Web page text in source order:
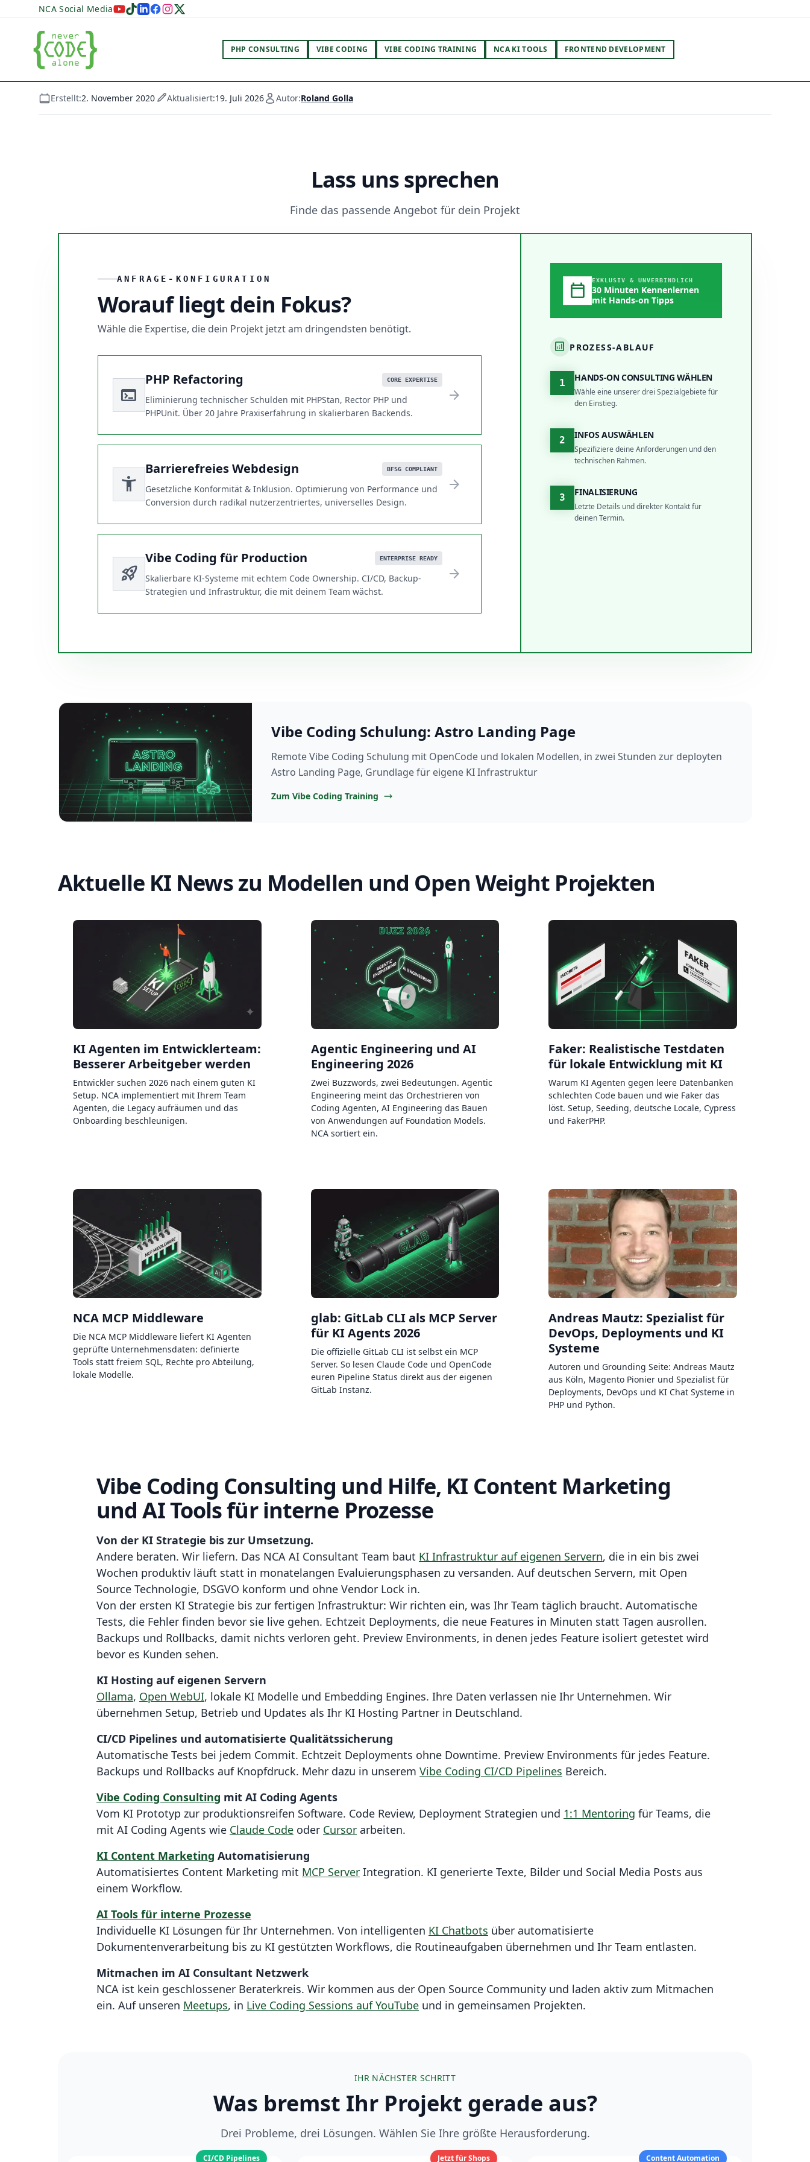
NCA Social Media
PHP CONSULTING VIBE CODING VIBE CODING TRAINING NCA KI TOOLS FRONTEND DEVELOPMENT
Erstellt:2. November 2020 Aktualisiert:19. Juli 2026 Autor:Roland Golla
Lass uns sprechen
Finde das passende Angebot für dein Projekt
ANFRAGE-KONFIGURATION
Worauf liegt dein Fokus?
Wähle die Expertise, die dein Projekt jetzt am dringendsten benötigt.
terminal
PHP Refactoring CORE EXPERTISE
Eliminierung technischer Schulden mit PHPStan, Rector PHP und
PHPUnit. Über 20 Jahre Praxiserfahrung in skalierbaren Backends.
arrow_forward
accessibility_new
Barrierefreies Webdesign BFSG COMPLIANT
Gesetzliche Konformität & Inklusion. Optimierung von Performance und
Conversion durch radikal nutzerzentriertes, universelles Design.
arrow_forward
rocket_launch
Vibe Coding für Production ENTERPRISE READY
Skalierbare KI-Systeme mit echtem Code Ownership. CI/CD, Backup-
Strategien und Infrastruktur, die mit deinem Team wächst.
arrow_forward
calendar_today EXKLUSIV & UNVERBINDLICH
30 Minuten Kennenlernen
mit Hands-on Tipps
analytics PROZESS-ABLAUF
1 HANDS-ON CONSULTING WÄHLEN
Wähle eine unserer drei Spezialgebiete für
den Einstieg.
2 INFOS AUSWÄHLEN
Spezifiziere deine Anforderungen und den
technischen Rahmen.
3 FINALISIERUNG
Letzte Details und direkter Kontakt für
deinen Termin.
Vibe Coding Schulung: Astro Landing Page
Remote Vibe Coding Schulung mit OpenCode und lokalen Modellen, in zwei Stunden zur deployten
Astro Landing Page, Grundlage für eigene KI Infrastruktur
Zum Vibe Coding Training
Aktuelle KI News zu Modellen und Open Weight Projekten
KI Agenten im Entwicklerteam:
Besserer Arbeitgeber werden
Entwickler suchen 2026 nach einem guten KI
Setup. NCA implementiert mit Ihrem Team
Agenten, die Legacy aufräumen und das
Onboarding beschleunigen.
Agentic Engineering und AI
Engineering 2026
Zwei Buzzwords, zwei Bedeutungen. Agentic
Engineering meint das Orchestrieren von
Coding Agenten, AI Engineering das Bauen
von Anwendungen auf Foundation Models.
NCA sortiert ein.
Faker: Realistische Testdaten
für lokale Entwicklung mit KI
Warum KI Agenten gegen leere Datenbanken
schlechten Code bauen und wie Faker das
löst. Setup, Seeding, deutsche Locale, Cypress
und FakerPHP.
NCA MCP Middleware
Die NCA MCP Middleware liefert KI Agenten
geprüfte Unternehmensdaten: definierte
Tools statt freiem SQL, Rechte pro Abteilung,
lokale Modelle.
glab: GitLab CLI als MCP Server
für KI Agents 2026
Die offizielle GitLab CLI ist selbst ein MCP
Server. So lesen Claude Code und OpenCode
euren Pipeline Status direkt aus der eigenen
GitLab Instanz.
Andreas Mautz: Spezialist für
DevOps, Deployments und KI
Systeme
Autoren und Grounding Seite: Andreas Mautz
aus Köln, Magento Pionier und Spezialist für
Deployments, DevOps und KI Chat Systeme in
PHP und Python.
Vibe Coding Consulting und Hilfe, KI Content Marketing
und AI Tools für interne Prozesse
Von der KI Strategie bis zur Umsetzung.
Andere beraten. Wir liefern. Das NCA AI Consultant Team baut KI Infrastruktur auf eigenen Servern, die in ein bis zwei
Wochen produktiv läuft statt in monatelangen Evaluierungsphasen zu versanden. Auf deutschen Servern, mit Open
Source Technologie, DSGVO konform und ohne Vendor Lock in.
Von der ersten KI Strategie bis zur fertigen Infrastruktur: Wir richten ein, was Ihr Team täglich braucht. Automatische
Tests, die Fehler finden bevor sie live gehen. Echtzeit Deployments, die neue Features in Minuten statt Tagen ausrollen.
Backups und Rollbacks, damit nichts verloren geht. Preview Environments, in denen jedes Feature isoliert getestet wird
bevor es Kunden sehen.
KI Hosting auf eigenen Servern
Ollama, Open WebUI, lokale KI Modelle und Embedding Engines. Ihre Daten verlassen nie Ihr Unternehmen. Wir
übernehmen Setup, Betrieb und Updates als Ihr KI Hosting Partner in Deutschland.
CI/CD Pipelines und automatisierte Qualitätssicherung
Automatische Tests bei jedem Commit. Echtzeit Deployments ohne Downtime. Preview Environments für jedes Feature.
Backups und Rollbacks auf Knopfdruck. Mehr dazu in unserem Vibe Coding CI/CD Pipelines Bereich.
Vibe Coding Consulting mit AI Coding Agents
Vom KI Prototyp zur produktionsreifen Software. Code Review, Deployment Strategien und 1:1 Mentoring für Teams, die
mit AI Coding Agents wie Claude Code oder Cursor arbeiten.
KI Content Marketing Automatisierung
Automatisiertes Content Marketing mit MCP Server Integration. KI generierte Texte, Bilder und Social Media Posts aus
einem Workflow.
AI Tools für interne Prozesse
Individuelle KI Lösungen für Ihr Unternehmen. Von intelligenten KI Chatbots über automatisierte
Dokumentenverarbeitung bis zu KI gestützten Workflows, die Routineaufgaben übernehmen und Ihr Team entlasten.
Mitmachen im AI Consultant Netzwerk
NCA ist kein geschlossener Beraterkreis. Wir kommen aus der Open Source Community und laden aktiv zum Mitmachen
ein. Auf unseren Meetups, in Live Coding Sessions auf YouTube und in gemeinsamen Projekten.
IHR NÄCHSTER SCHRITT
Was bremst Ihr Projekt gerade aus?
Drei Probleme, drei Lösungen. Wählen Sie Ihre größte Herausforderung.
CI/CD Pipelines Jetzt für Shops Content Automation